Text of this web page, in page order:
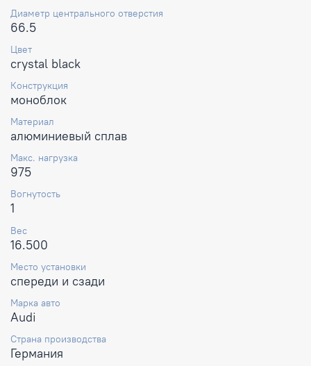
Диаметр центрального отверстия
66.5
Цвет
crystal black
Конструкция
моноблок
Материал
алюминиевый сплав
Макс. нагрузка
975
Вогнутость
1
Вес
16.500
Место установки
спереди и сзади
Марка авто
Audi
Страна производства
Германия